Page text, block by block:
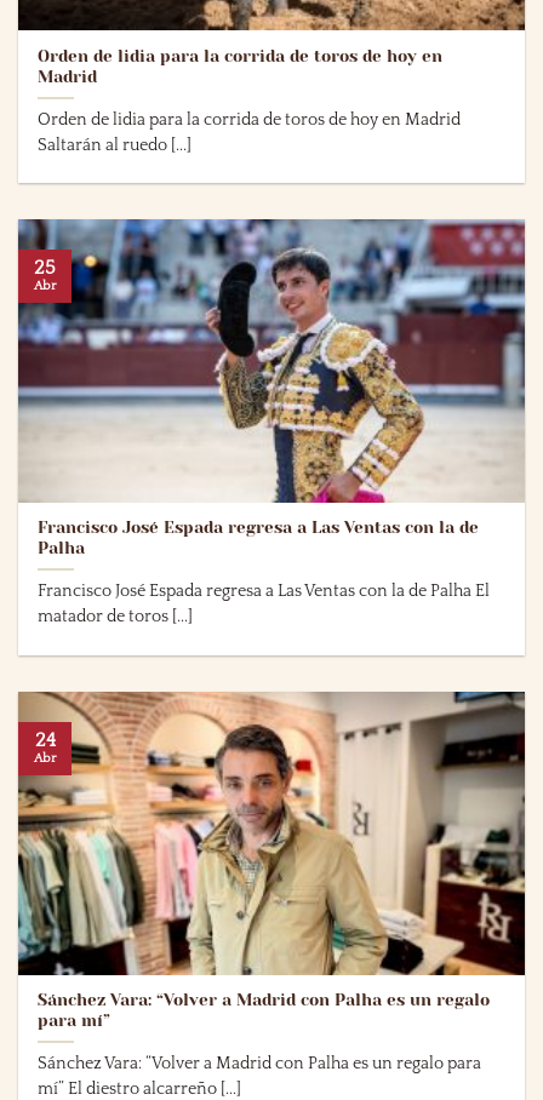
Orden de lidia para la corrida de toros de hoy en
Madrid
Orden de lidia para la corrida de toros de hoy en Madrid
Saltarán al ruedo [...]
Francisco José Espada regresa a Las Ventas con la de
Palha
Francisco José Espada regresa a Las Ventas con la de Palha El
matador de toros [...]
25
Abr
Sánchez Vara: “Volver a Madrid con Palha es un regalo
para mí”
Sánchez Vara: “Volver a Madrid con Palha es un regalo para
mí” El diestro alcarreño [...]
24
Abr